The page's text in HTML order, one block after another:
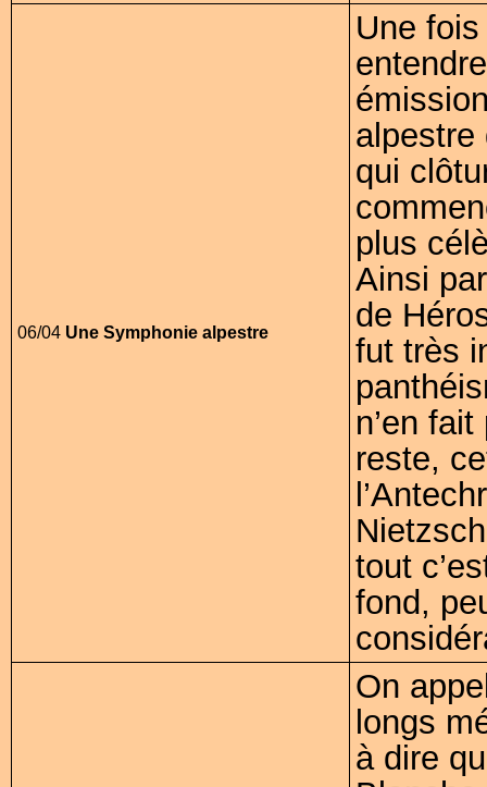
06/04 Une Symphonie alpestre
Une
alpestre
qui
plus
Ainsi
de
fut très
n’en
reste,
tout
fond,
On
longs
à dire